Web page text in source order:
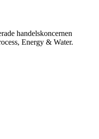
handelskoncernen
Energy & Water.